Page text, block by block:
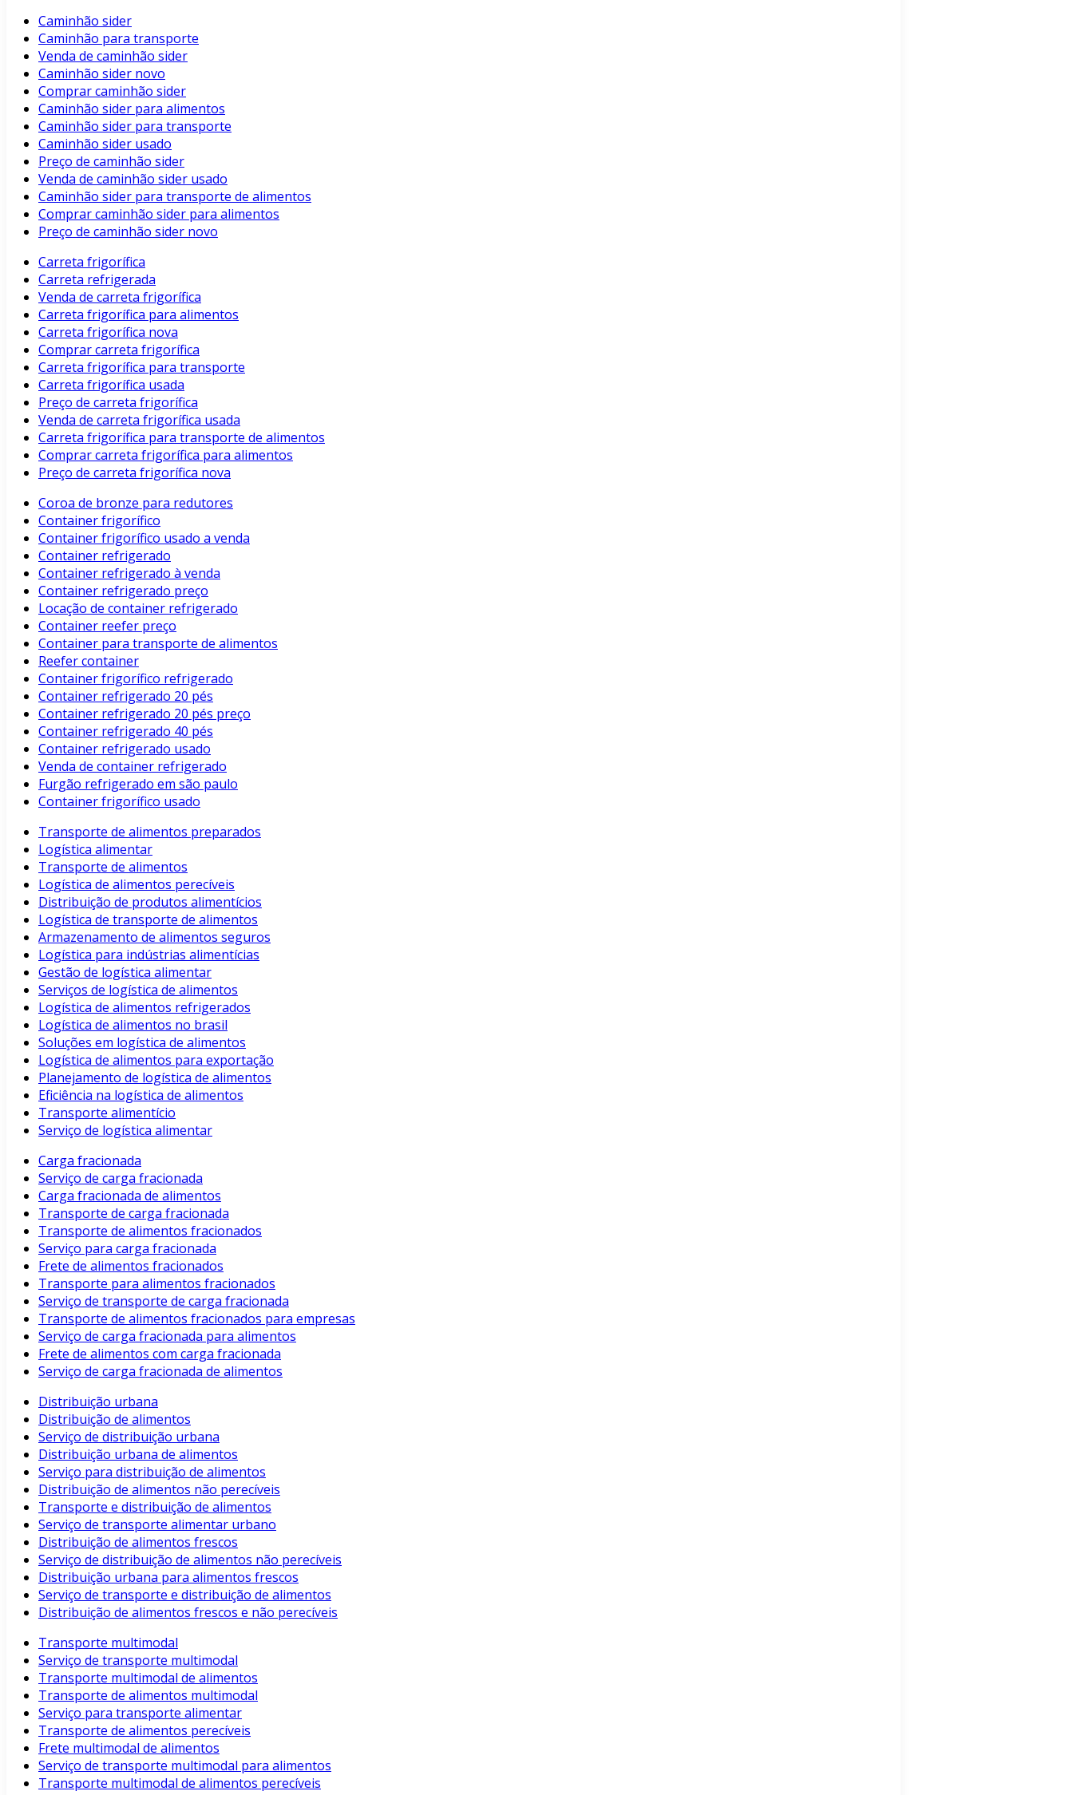
Caminhão sider
Caminhão para transporte
Venda de caminhão sider
Caminhão sider novo
Comprar caminhão sider
Caminhão sider para alimentos
Caminhão sider para transporte
Caminhão sider usado
Preço de caminhão sider
Venda de caminhão sider usado
Caminhão sider para transporte de alimentos
Comprar caminhão sider para alimentos
Preço de caminhão sider novo
Carreta frigorífica
Carreta refrigerada
Venda de carreta frigorífica
Carreta frigorífica para alimentos
Carreta frigorífica nova
Comprar carreta frigorífica
Carreta frigorífica para transporte
Carreta frigorífica usada
Preço de carreta frigorífica
Venda de carreta frigorífica usada
Carreta frigorífica para transporte de alimentos
Comprar carreta frigorífica para alimentos
Preço de carreta frigorífica nova
Coroa de bronze para redutores
Container frigorífico
Container frigorífico usado a venda
Container refrigerado
Container refrigerado à venda
Container refrigerado preço
Locação de container refrigerado
Container reefer preço
Container para transporte de alimentos
Reefer container
Container frigorífico refrigerado
Container refrigerado 20 pés
Container refrigerado 20 pés preço
Container refrigerado 40 pés
Container refrigerado usado
Venda de container refrigerado
Furgão refrigerado em são paulo
Container frigorífico usado
Transporte de alimentos preparados
Logística alimentar
Transporte de alimentos
Logística de alimentos perecíveis
Distribuição de produtos alimentícios
Logística de transporte de alimentos
Armazenamento de alimentos seguros
Logística para indústrias alimentícias
Gestão de logística alimentar
Serviços de logística de alimentos
Logística de alimentos refrigerados
Logística de alimentos no brasil
Soluções em logística de alimentos
Logística de alimentos para exportação
Planejamento de logística de alimentos
Eficiência na logística de alimentos
Transporte alimentício
Serviço de logística alimentar
Carga fracionada
Serviço de carga fracionada
Carga fracionada de alimentos
Transporte de carga fracionada
Transporte de alimentos fracionados
Serviço para carga fracionada
Frete de alimentos fracionados
Transporte para alimentos fracionados
Serviço de transporte de carga fracionada
Transporte de alimentos fracionados para empresas
Serviço de carga fracionada para alimentos
Frete de alimentos com carga fracionada
Serviço de carga fracionada de alimentos
Distribuição urbana
Distribuição de alimentos
Serviço de distribuição urbana
Distribuição urbana de alimentos
Serviço para distribuição de alimentos
Distribuição de alimentos não perecíveis
Transporte e distribuição de alimentos
Serviço de transporte alimentar urbano
Distribuição de alimentos frescos
Serviço de distribuição de alimentos não perecíveis
Distribuição urbana para alimentos frescos
Serviço de transporte e distribuição de alimentos
Distribuição de alimentos frescos e não perecíveis
Transporte multimodal
Serviço de transporte multimodal
Transporte multimodal de alimentos
Transporte de alimentos multimodal
Serviço para transporte alimentar
Transporte de alimentos perecíveis
Frete multimodal de alimentos
Serviço de transporte multimodal para alimentos
Transporte multimodal de alimentos perecíveis